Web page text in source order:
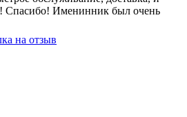
Спасибо! Именинник был очень
на отзыв